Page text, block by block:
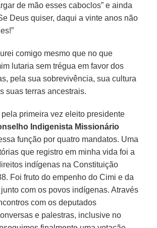
de mão esses caboclos” e ainda
Deus quiser, daqui a vinte anos não
comigo mesmo que no que
lutaria sem trégua em favor dos
pela sua sobrevivência, sua cultura
suas terras ancestrais.
primeira vez eleito presidente
Indigenista Missionário
função por quatro mandatos. Uma
que registro em minha vida foi a
indígenas na Constituição
Foi fruto do empenho do Cimi e da
com os povos indígenas. Através
com os deputados
e palestras, inclusive no